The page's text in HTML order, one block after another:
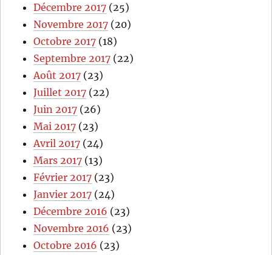
Décembre 2017 (25)
Novembre 2017 (20)
Octobre 2017 (18)
Septembre 2017 (22)
Août 2017 (23)
Juillet 2017 (22)
Juin 2017 (26)
Mai 2017 (23)
Avril 2017 (24)
Mars 2017 (13)
Février 2017 (23)
Janvier 2017 (24)
Décembre 2016 (23)
Novembre 2016 (23)
Octobre 2016 (23)